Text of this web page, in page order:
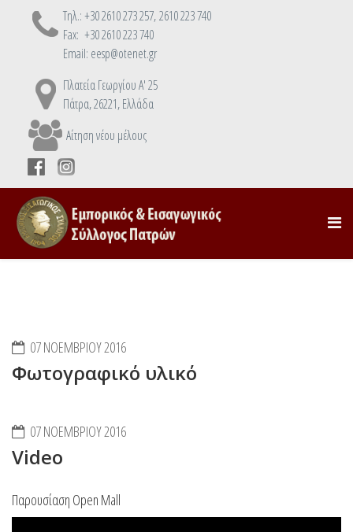
Τηλ.: +30 2610 273 257, 2610 223 740
Fax: +30 2610 223 740
Email: eesp@otenet.gr
Πλατεία Γεωργίου Α' 25
Πάτρα, 26221, Ελλάδα
Αίτηση νέου μέλους
07 ΝΟΕΜΒΡΊΟΥ 2016
Φωτογραφικό υλικό
07 ΝΟΕΜΒΡΊΟΥ 2016
Video
Παρουσίαση Open Mall